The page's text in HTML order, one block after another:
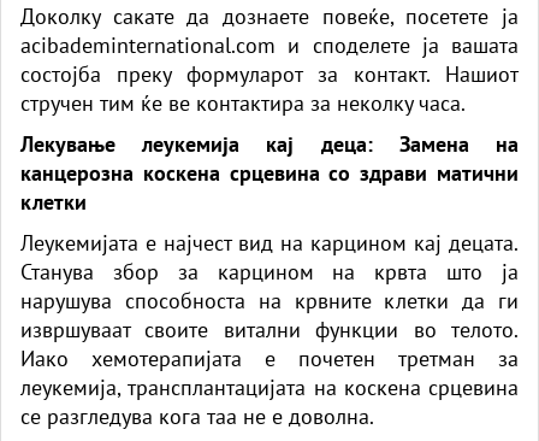
Доколку сакате да дознаете повеќе, посетете ја
acibademinternational.com и споделете ја вашата
состојба преку формуларот за контакт. Нашиот
стручен тим ќе ве контактира за неколку часа.
Лекување леукемија кај деца: Замена на
канцерозна коскена срцевина со здрави матични
клетки
Леукемијата е најчест вид на карцином кај децата.
Станува збор за карцином на крвта што ја
нарушува способноста на крвните клетки да ги
извршуваат своите витални функции во телото.
Иако хемотерапијата е почетен третман за
леукемија, трансплантацијата на коскена срцевина
се разгледува кога таа не е доволна.